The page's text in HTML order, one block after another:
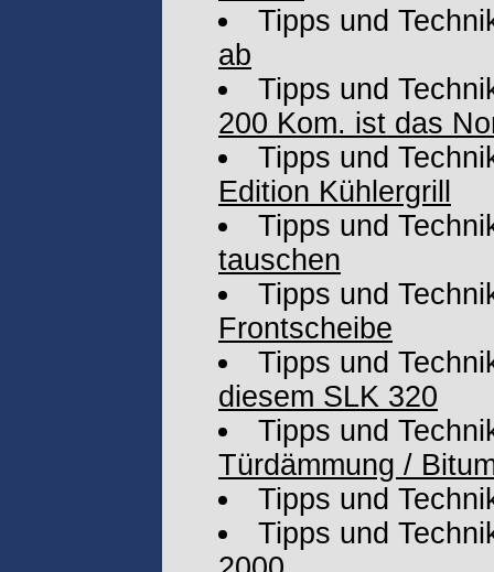
Tipps und
ab
Tipps und
200 Kom. ist das
Tipps und
Edition Kühlergrill
Tipps und
tauschen
Tipps und
Frontscheibe
Tipps und
diesem SLK 320
Tipps und
Türdämmung /
Tipps und
Tipps und